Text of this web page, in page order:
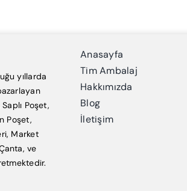
yıllarda
Saplı Poşet,
Poşet,
Market
ve
Anasayfa
Tim Ambalaj
Hakkımızda
Blog
İletişim